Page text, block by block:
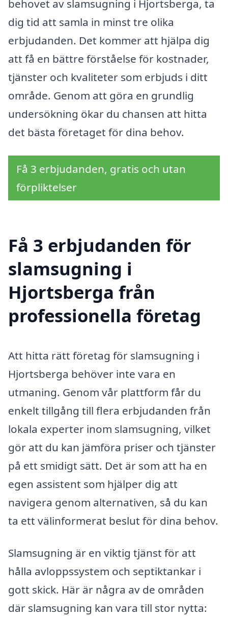
behovet av slamsugning i Hjortsberga, ta
dig tid att samla in minst tre olika
erbjudanden. Det kommer att hjälpa dig
att få en bättre förståelse för kostnader,
tjänster och kvaliteter som erbjuds i ditt
område. Genom att göra en grundlig
undersökning ökar du chansen att hitta
det bästa företaget för dina behov.
Få 3 erbjudanden, gratis och utan
förpliktelser
Få 3 erbjudanden för
slamsugning i
Hjortsberga från
professionella företag
Att hitta rätt företag för slamsugning i
Hjortsberga behöver inte vara en
utmaning. Genom vår plattform får du
enkelt tillgång till flera erbjudanden från
lokala experter inom slamsugning, vilket
gör att du kan jämföra priser och tjänster
på ett smidigt sätt. Det är som att ha en
egen assistent som hjälper dig att
navigera genom alternativen, så du kan
ta ett välinformerat beslut för dina behov.
Slamsugning är en viktig tjänst för att
hålla avloppssystem och septiktankar i
gott skick. Här är några av de områden
där slamsugning kan vara till stor nytta: